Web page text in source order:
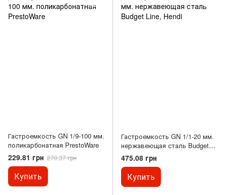
Гастроемкость GN 1/9-100 мм.
поликарбонатная PrestoWare
229.81 грн 270.37 грн
Купить
Гастроемкость GN 1/1-20 мм.
нержавеющая сталь Budget
Line, Hendi
475.08 грн
Купить